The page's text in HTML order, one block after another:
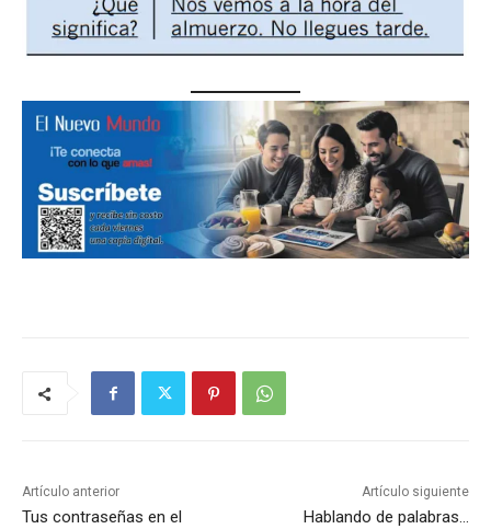
Artículo anterior
Tus contraseñas en el
Artículo siguiente
Hablando de palabras…